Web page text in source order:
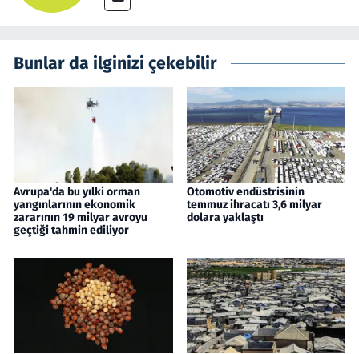
Bunlar da ilginizi çekebilir
Avrupa'da bu yılki orman
yangınlarının ekonomik
zararının 19 milyar avroyu
geçtiği tahmin ediliyor
Otomotiv endüstrisinin
temmuz ihracatı 3,6 milyar
dolara yaklaştı